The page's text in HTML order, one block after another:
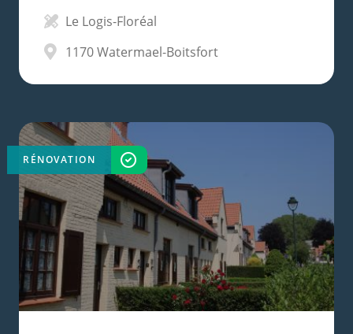
Le Logis-Floréal
1170Watermael-Boitsfort
RÉNOVATION TERMINÉ